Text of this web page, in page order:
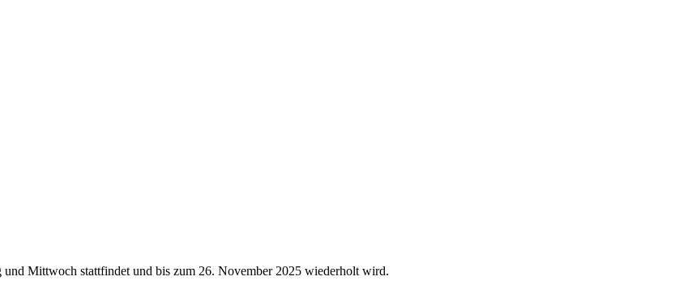
Mittwoch stattfindet und bis zum 26. November 2025 wiederholt wird.